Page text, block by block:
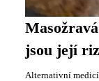
jsou její
Alternativní